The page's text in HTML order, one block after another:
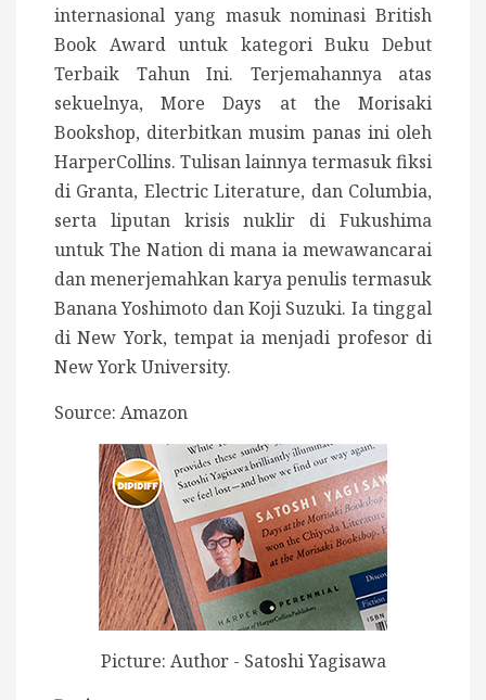
internasional yang masuk nominasi British
Book Award untuk kategori Buku Debut
Terbaik Tahun Ini. Terjemahannya atas
sekuelnya, More Days at the Morisaki
Bookshop, diterbitkan musim panas ini oleh
HarperCollins. Tulisan lainnya termasuk fiksi
di Granta, Electric Literature, dan Columbia,
serta liputan krisis nuklir di Fukushima
untuk The Nation di mana ia mewawancarai
dan menerjemahkan karya penulis termasuk
Banana Yoshimoto dan Koji Suzuki. Ia tinggal
di New York, tempat ia menjadi profesor di
New York University.
Source: Amazon
Picture: Author - Satoshi Yagisawa